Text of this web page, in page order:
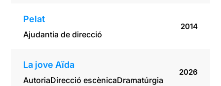
Pelat
Ajudantia de direcció
2014
La jove Aïda
AutoriaDirecció escènicaDramatúrgia
2026